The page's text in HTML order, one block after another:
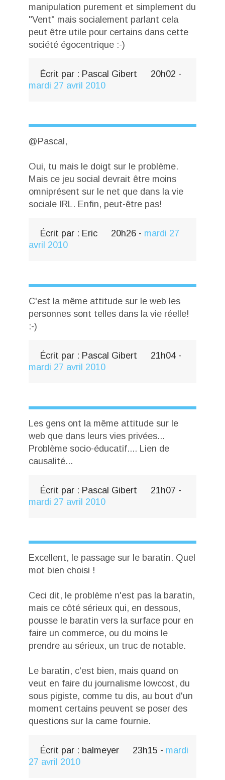
manipulation purement et simplement du
"Vent" mais socialement parlant cela
peut être utile pour certains dans cette
société égocentrique :-)
Écrit par : Pascal Gibert 20h02 -
mardi 27 avril 2010
@Pascal,
Oui, tu mais le doigt sur le problème.
Mais ce jeu social devrait être moins
omniprésent sur le net que dans la vie
sociale IRL. Enfin, peut-être pas!
Écrit par : Eric 20h26 - mardi 27
avril 2010
C'est la même attitude sur le web les
personnes sont telles dans la vie réelle!
:-)
Écrit par : Pascal Gibert 21h04 -
mardi 27 avril 2010
Les gens ont la même attitude sur le
web que dans leurs vies privées...
Problème socio-éducatif.... Lien de
causalité...
Écrit par : Pascal Gibert 21h07 -
mardi 27 avril 2010
Excellent, le passage sur le baratin. Quel
mot bien choisi !
Ceci dit, le problème n'est pas la baratin,
mais ce côté sérieux qui, en dessous,
pousse le baratin vers la surface pour en
faire un commerce, ou du moins le
prendre au sérieux, un truc de notable.
Le baratin, c'est bien, mais quand on
veut en faire du journalisme lowcost, du
sous pigiste, comme tu dis, au bout d'un
moment certains peuvent se poser des
questions sur la came fournie.
Écrit par : balmeyer 23h15 - mardi
27 avril 2010